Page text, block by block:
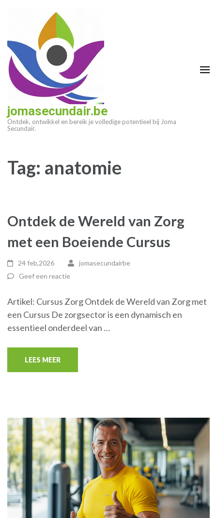
(druk
enter)
jomasecundair.be
Ontdek, ontwikkel en bereik je volledige potentieel bij Joma
Secundair.
Tag: anatomie
Ontdek de Wereld van Zorg
met een Boeiende Cursus
24 feb,2026
jomasecundairbe
Geef een reactie
Artikel: Cursus Zorg Ontdek de Wereld van Zorg met
een Cursus De zorgsector is een dynamisch en
essentieel onderdeel van …
LEES MEER